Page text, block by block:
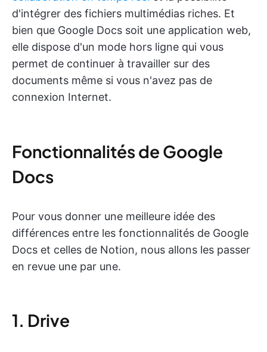
d'intégrer des fichiers multimédias riches. Et
bien que Google Docs soit une application web,
elle dispose d'un mode hors ligne qui vous
permet de continuer à travailler sur des
documents même si vous n'avez pas de
connexion Internet.
Fonctionnalités de Google
Docs
Pour vous donner une meilleure idée des
différences entre les fonctionnalités de Google
Docs et celles de Notion, nous allons les passer
en revue une par une.
1. Drive